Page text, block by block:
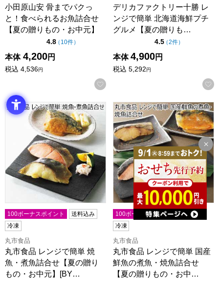
小田原山安 骨までパクっ
と！食べられるお魚詰合せ
【夏の贈りもの・お中元】
4.8点（5点満点中）
（ 10件の評価
）
本体 4,200円
税込 4,536円
お気に入りに登録する
デリカファクトリー十勝 レ
ンジで簡単 北海道海鮮プチ
グルメ【夏の贈りも…
4.5点（5点満点中）
（2件の評価
）
本体 4,900円
税込 5,292円
丸市食品 レンジで簡単 焼魚・煮魚詰合せ【夏の贈りもの・
100ボーナスポイント
送料込み
冷凍
丸市食品
丸市食品 レンジで簡単 焼
魚・煮魚詰合せ【夏の贈り
もの・お中元】[BY…
丸市食品 レンジで簡単 国産
100ボーナスポイント
送料込み
冷凍
丸市食品
丸市食品 レンジで簡単 国産
鮮魚の煮魚・焼魚詰合せ
【夏の贈りもの・お中…